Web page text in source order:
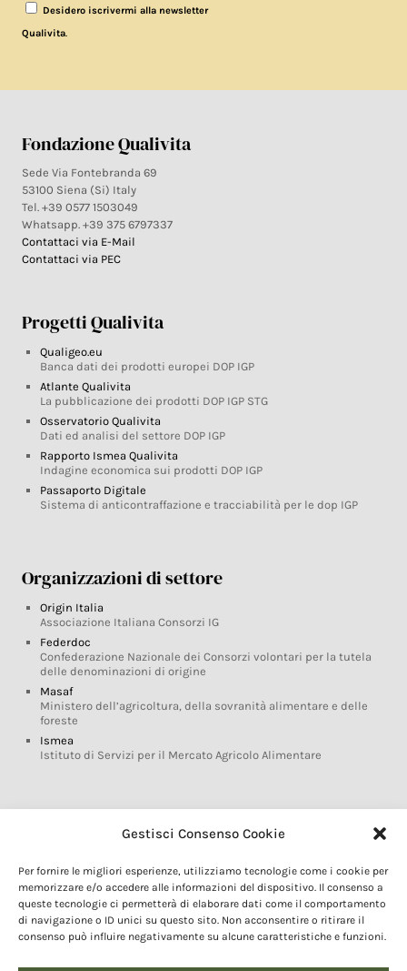
Gestisci Consenso Cookie
Per fornire le migliori esperienze, utilizziamo tecnologie come i cookie per
memorizzare e/o accedere alle informazioni del dispositivo. Il consenso a
queste tecnologie ci permetterà di elaborare dati come il comportamento
di navigazione o ID unici su questo sito. Non acconsentire o ritirare il
consenso può influire negativamente su alcune caratteristiche e funzioni.
Desidero iscrivermi alla newsletter
Qualivita
Fondazione Qualivita
Sede Via Fontebranda 69
53100 Siena (Si) Italy
Tel. +39 0577 1503049
Whatsapp. +39 375 6797337
Contattaci via E-Mail
Contattaci via PEC
Progetti Qualivita
Qualigeo.eu
Banca dati dei prodotti europei DOP IGP
Atlante Qualivita
La pubblicazione dei prodotti DOP IGP STG
Osservatorio Qualivita
Dati ed analisi del settore DOP IGP
Rapporto Ismea Qualivita
Indagine economica sui prodotti DOP IGP
Passaporto Digitale
Sistema di anticontraffazione e tracciabilità per le dop IGP
Organizzazioni di settore
Origin Italia
Associazione Italiana Consorzi IG
Federdoc
Confederazione Nazionale dei Consorzi volontari per la tutela
delle denominazioni di origine
Masaf
Ministero dell’agricoltura, della sovranità alimentare e delle
foreste
Ismea
Istituto di Servizi per il Mercato Agricolo Alimentare
Glossario DOP IGP
Marchi DOP IGP
Normativa prodotti DOP IGP
Consorzi di Tutela
Farm To Fork e prodotti DOP IGP